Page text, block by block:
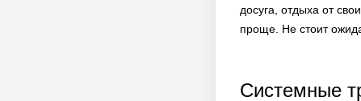
досуга, отдыха от
проще. Не стоит
Системные